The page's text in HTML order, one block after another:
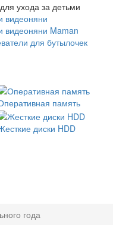
ухода за детьми
видеоняни
видеоняни Maman
для бутылочек
память
диски HDD
года